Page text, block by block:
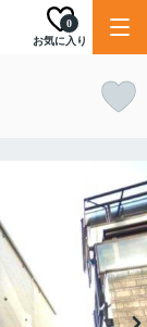
お気に入り
0